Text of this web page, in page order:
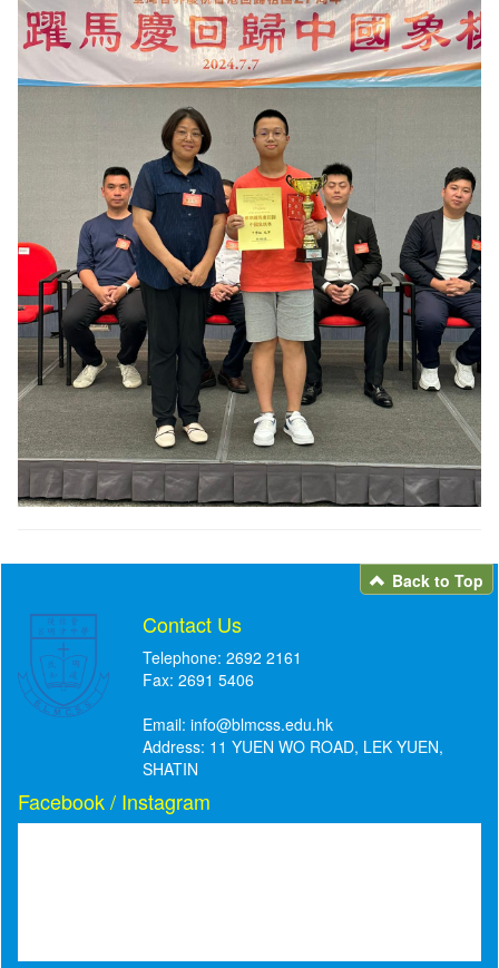
Back to Top
Contact Us
Telephone: 2692 2161
Fax: 2691 5406
Email: info@blmcss.edu.hk
Address: 11 YUEN WO ROAD, LEK YUEN,
SHATIN
Facebook / Instagram